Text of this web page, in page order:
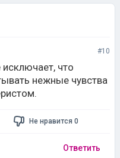
#10
что
нежные чувства
Не нравится 0
Ответить